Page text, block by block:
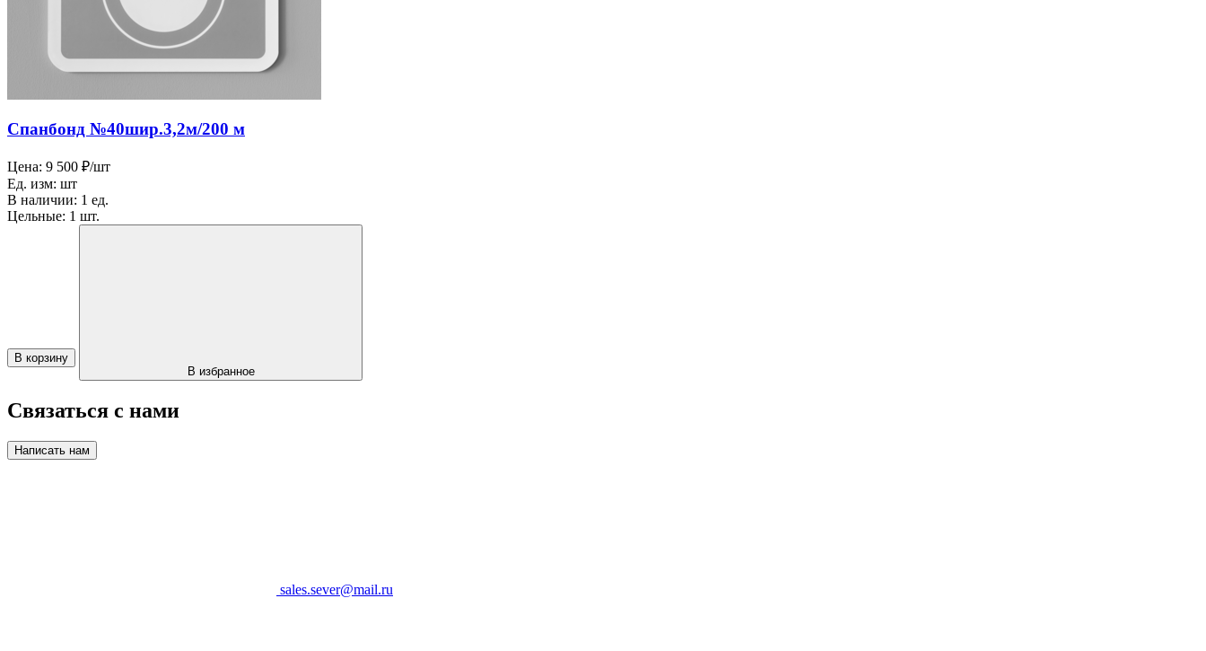
Спанбонд №40шир.3,2м/200 м
Цена: 9 500 ₽/шт
Ед. изм: шт
В наличии: 1 ед.
Цельные: 1 шт.
В корзину
В избранное
Связаться с нами
Написать нам
sales.sever@mail.ru